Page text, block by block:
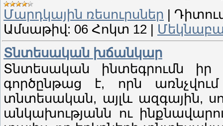
Մարդկային ռեսուրսներ |
Ամսաթիվ: 06 Հոկտ 12 |
Տնտեսական խճանկար
Տնտեսական ինտեգրումն իր
գործընթաց է, որն
տնտեսական, այլև ազգային,
անկախությանն ու